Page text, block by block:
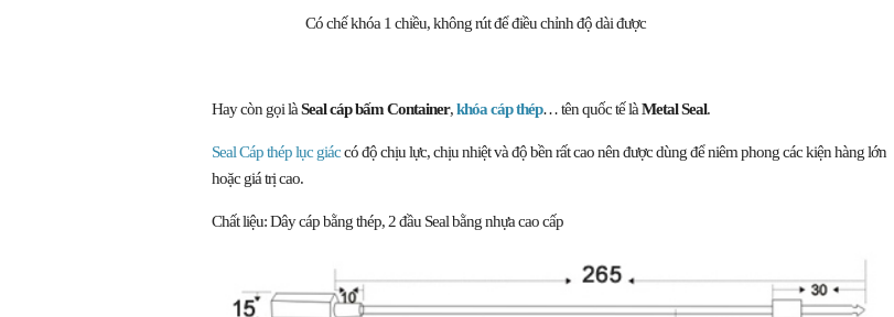
Có chế khóa 1 chiều, không rút để điều chỉnh độ dài được
Hay còn gọi làSeal cáp bấm Container,khóa cáp thép… tên quốc tế làMetal Seal.
Seal Cáp thép lục giáccó độ chịu lực, chịu nhiệt và độ bền rất cao nên được dùng để niêm phong các kiện hàng lớn
hoặc giá trị cao.
Chất liệu: Dây cáp bằng thép, 2 đầu Seal bằng nhựa cao cấp